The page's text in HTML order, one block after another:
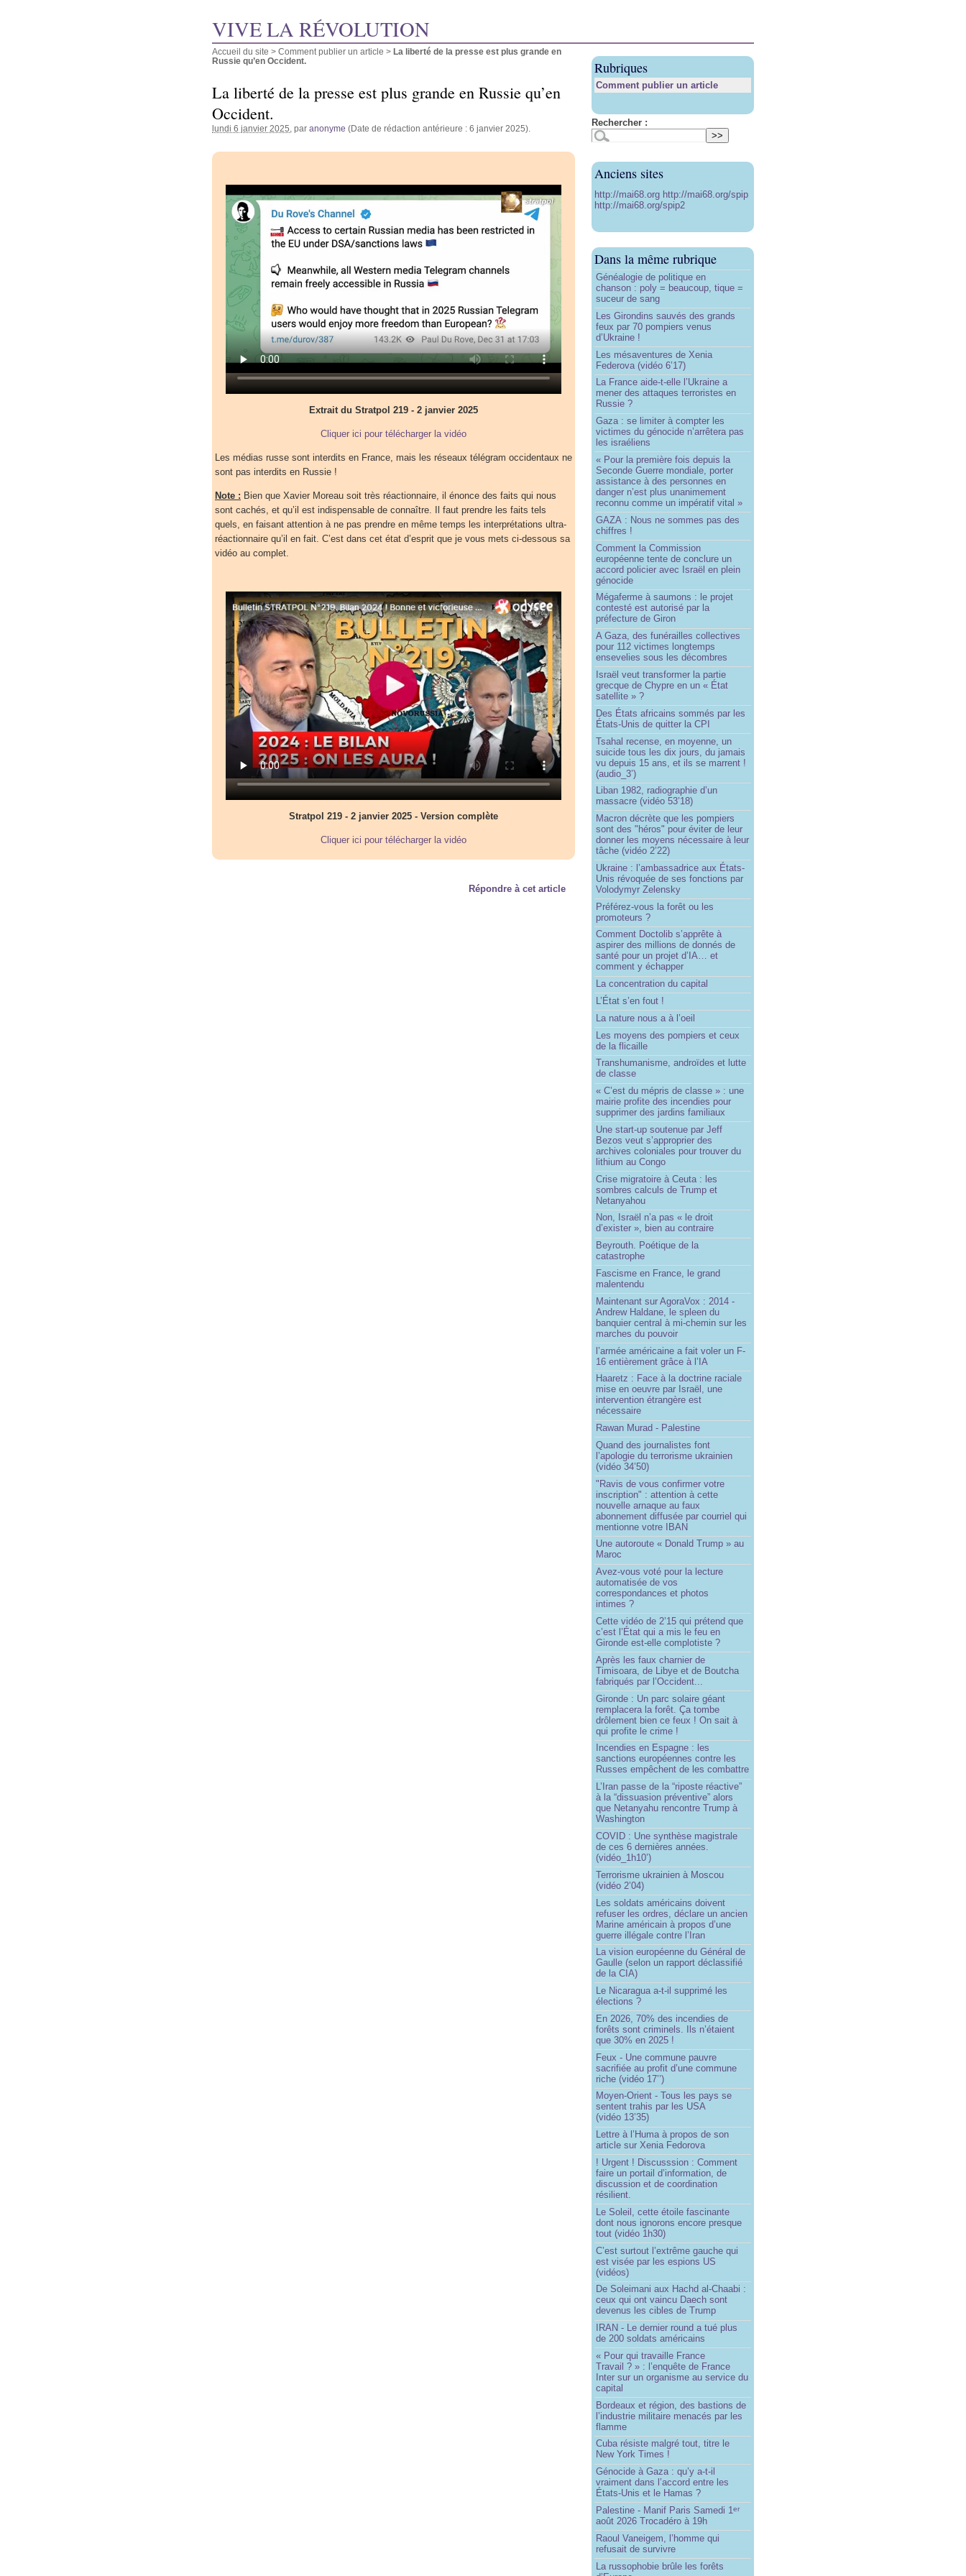
VIVE LA RÉVOLUTION
Accueil du site > Comment publier un article > La liberté de la presse est plus grande en
Russie qu’en Occident.
La liberté de la presse est plus grande en Russie qu’en
Occident.
lundi 6 janvier 2025 , par anonyme (Date de rédaction antérieure : 6 janvier 2025).
Extrait du Stratpol 219 - 2 janvier 2025
Cliquer ici pour télécharger la vidéo
Les médias russe sont interdits en France, mais les réseaux télégram occidentaux ne
sont pas interdits en Russie !
Note : Bien que Xavier Moreau soit très réactionnaire, il énonce des faits qui nous
sont cachés, et qu’il est indispensable de connaître. Il faut prendre les faits tels
quels, en faisant attention à ne pas prendre en même temps les interprétations ultra-
réactionnaire qu’il en fait. C’est dans cet état d’esprit que je vous mets ci-dessous sa
vidéo au complet.
Stratpol 219 - 2 janvier 2025 - Version complète
Cliquer ici pour télécharger la vidéo
Répondre à cet article
Rubriques
Comment publier un article
Rechercher :
Anciens sites
http://mai68.org http://mai68.org/spip
http://mai68.org/spip2
Dans la même rubrique
Généalogie de politique en
chanson : poly = beaucoup, tique =
suceur de sang
Les Girondins sauvés des grands
feux par 70 pompiers venus
d’Ukraine !
Les mésaventures de Xenia
Federova (vidéo 6’17)
La France aide-t-elle l’Ukraine a
mener des attaques terroristes en
Russie ?
Gaza : se limiter à compter les
victimes du génocide n’arrêtera pas
les israéliens
« Pour la première fois depuis la
Seconde Guerre mondiale, porter
assistance à des personnes en
danger n’est plus unanimement
reconnu comme un impératif vital »
GAZA : Nous ne sommes pas des
chiffres !
Comment la Commission
européenne tente de conclure un
accord policier avec Israël en plein
génocide
Mégaferme à saumons : le projet
contesté est autorisé par la
préfecture de Giron
A Gaza, des funérailles collectives
pour 112 victimes longtemps
ensevelies sous les décombres
Israël veut transformer la partie
grecque de Chypre en un « État
satellite » ?
Des États africains sommés par les
États-Unis de quitter la CPI
Tsahal recense, en moyenne, un
suicide tous les dix jours, du jamais
vu depuis 15 ans, et ils se marrent !
(audio_3’)
Liban 1982, radiographie d’un
massacre (vidéo 53’18)
Macron décrète que les pompiers
sont des "héros" pour éviter de leur
donner les moyens nécessaire à leur
tâche (vidéo 2’22)
Ukraine : l’ambassadrice aux États-
Unis révoquée de ses fonctions par
Volodymyr Zelensky
Préférez-vous la forêt ou les
promoteurs ?
Comment Doctolib s’apprête à
aspirer des millions de donnés de
santé pour un projet d’IA… et
comment y échapper
La concentration du capital
L’État s’en fout !
La nature nous a à l’oeil
Les moyens des pompiers et ceux
de la flicaille
Transhumanisme, androïdes et lutte
de classe
« C’est du mépris de classe » : une
mairie profite des incendies pour
supprimer des jardins familiaux
Une start-up soutenue par Jeff
Bezos veut s’approprier des
archives coloniales pour trouver du
lithium au Congo
Crise migratoire à Ceuta : les
sombres calculs de Trump et
Netanyahou
Non, Israël n’a pas « le droit
d’exister », bien au contraire
Beyrouth. Poétique de la
catastrophe
Fascisme en France, le grand
malentendu
Maintenant sur AgoraVox : 2014 -
Andrew Haldane, le spleen du
banquier central à mi-chemin sur les
marches du pouvoir
l’armée américaine a fait voler un F-
16 entièrement grâce à l’IA
Haaretz : Face à la doctrine raciale
mise en oeuvre par Israël, une
intervention étrangère est
nécessaire
Rawan Murad - Palestine
Quand des journalistes font
l’apologie du terrorisme ukrainien
(vidéo 34’50)
"Ravis de vous confirmer votre
inscription" : attention à cette
nouvelle arnaque au faux
abonnement diffusée par courriel qui
mentionne votre IBAN
Une autoroute « Donald Trump » au
Maroc
Avez-vous voté pour la lecture
automatisée de vos
correspondances et photos
intimes ?
Cette vidéo de 2’15 qui prétend que
c’est l’État qui a mis le feu en
Gironde est-elle complotiste ?
Après les faux charnier de
Timisoara, de Libye et de Boutcha
fabriqués par l’Occident...
Gironde : Un parc solaire géant
remplacera la forêt. Ça tombe
drôlement bien ce feux ! On sait à
qui profite le crime !
Incendies en Espagne : les
sanctions européennes contre les
Russes empêchent de les combattre
L’Iran passe de la “riposte réactive”
à la “dissuasion préventive” alors
que Netanyahu rencontre Trump à
Washington
COVID : Une synthèse magistrale
de ces 6 dernières années.
(vidéo_1h10’)
Terrorisme ukrainien à Moscou
(vidéo 2’04)
Les soldats américains doivent
refuser les ordres, déclare un ancien
Marine américain à propos d’une
guerre illégale contre l’Iran
La vision européenne du Général de
Gaulle (selon un rapport déclassifié
de la CIA)
Le Nicaragua a-t-il supprimé les
élections ?
En 2026, 70% des incendies de
forêts sont criminels. Ils n’étaient
que 30% en 2025 !
Feux - Une commune pauvre
sacrifiée au profit d’une commune
riche (vidéo 17’’)
Moyen-Orient - Tous les pays se
sentent trahis par les USA
(vidéo 13’35)
Lettre à l’Huma à propos de son
article sur Xenia Fedorova
! Urgent ! Discusssion : Comment
faire un portail d’information, de
discussion et de coordination
résilient.
Le Soleil, cette étoile fascinante
dont nous ignorons encore presque
tout (vidéo 1h30)
C’est surtout l’extrême gauche qui
est visée par les espions US
(vidéos)
De Soleimani aux Hachd al‑Chaabi :
ceux qui ont vaincu Daech sont
devenus les cibles de Trump
IRAN - Le dernier round a tué plus
de 200 soldats américains
« Pour qui travaille France
Travail ? » : l’enquête de France
Inter sur un organisme au service du
capital
Bordeaux et région, des bastions de
l’industrie militaire menacés par les
flamme
Cuba résiste malgré tout, titre le
New York Times !
Génocide à Gaza : qu’y a-t-il
vraiment dans l’accord entre les
États-Unis et le Hamas ?
Palestine - Manif Paris Samedi 1er
août 2026 Trocadéro à 19h
Raoul Vaneigem, l’homme qui
refusait de survivre
La russophobie brûle les forêts